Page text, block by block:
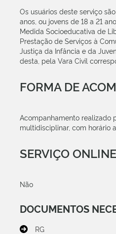
Os usuários deste serviço
anos, ou jovens de 18 a 21
Medida Socioeducativa de
Prestação de Serviços à
Justiça da Infância e da
desta, pela Vara Civil
FORMA DE
Acompanhamento realizado
multidisciplinar, com horário
SERVIÇO ONLINE
Não
DOCUMENTOS
RG